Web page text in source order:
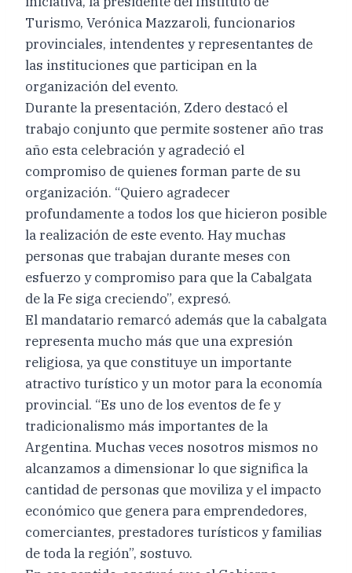
Turismo, Verónica Mazzaroli, funcionarios
provinciales, intendentes y representantes de
las instituciones que participan en la
organización del evento.
Durante la presentación, Zdero destacó el
trabajo conjunto que permite sostener año tras
año esta celebración y agradeció el
compromiso de quienes forman parte de su
organización. “Quiero agradecer
profundamente a todos los que hicieron posible
la realización de este evento. Hay muchas
personas que trabajan durante meses con
esfuerzo y compromiso para que la Cabalgata
de la Fe siga creciendo”, expresó.
El mandatario remarcó además que la cabalgata
representa mucho más que una expresión
religiosa, ya que constituye un importante
atractivo turístico y un motor para la economía
provincial. “Es uno de los eventos de fe y
tradicionalismo más importantes de la
Argentina. Muchas veces nosotros mismos no
alcanzamos a dimensionar lo que significa la
cantidad de personas que moviliza y el impacto
económico que genera para emprendedores,
comerciantes, prestadores turísticos y familias
de toda la región”, sostuvo.